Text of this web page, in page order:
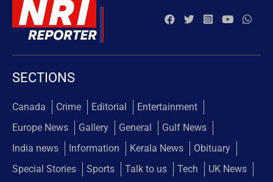
SECTIONS
Canada Crime Editorial
Entertainment
Europe News
Gallery General
Gulf News
India news
Information Kerala News
Obituary
Special Stories
Sports Talk to us Tech UK News